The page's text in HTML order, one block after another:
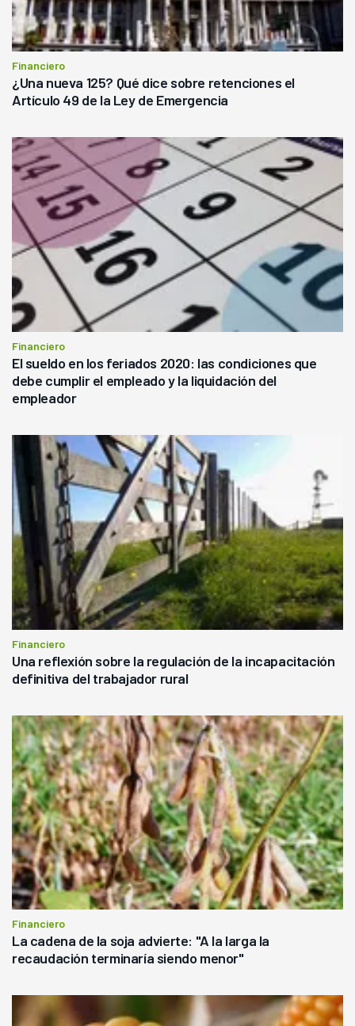
Financiero
¿Una nueva 125? Qué dice sobre retenciones el
Artículo 49 de la Ley de Emergencia
Financiero
El sueldo en los feriados 2020: las condiciones que
debe cumplir el empleado y la liquidación del
empleador
Financiero
Una reflexión sobre la regulación de la incapacitación
definitiva del trabajador rural
Financiero
La cadena de la soja advierte: "A la larga la
recaudación terminaría siendo menor"